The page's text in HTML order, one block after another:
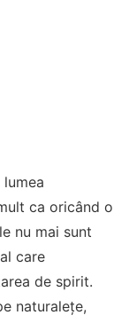
ca oricând o
nu mai sunt
care
de spirit.
naturalețe,